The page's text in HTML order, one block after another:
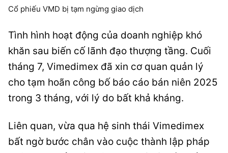
Cổ phiếu VMD bị tạm ngừng giao dịch
Tình hình hoạt động của doanh nghiệp khó
khăn sau biến cố lãnh đạo thượng tầng. Cuối
tháng 7, Vimedimex đã xin cơ quan quản lý
cho tạm hoãn công bố báo cáo bán niên 2025
trong 3 tháng, với lý do bất khả kháng.
Liên quan, vừa qua hệ sinh thái Vimedimex
bất ngờ bước chân vào cuộc thành lập pháp